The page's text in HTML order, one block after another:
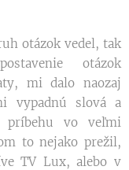
otázok vedel, tak
otázok
mi dalo naozaj
vypadnú slová a
vo veľmi
to nejako prežil,
TV Lux, alebo v